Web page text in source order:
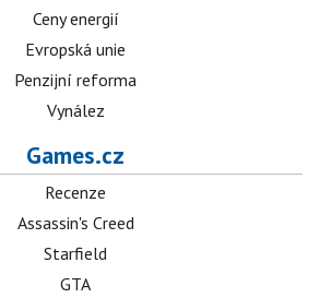
Ceny energií
Evropská unie
Penzijní reforma
Vynález
Games.cz
Recenze
Assassin's Creed
Starfield
GTA